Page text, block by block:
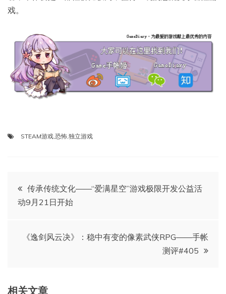
戏。
STEAM游戏 恐怖 独立游戏
文
章
传承传统文化——“爱满星空”游戏极限开发公益活
动9月21日开始
《逸剑风云决》：稳中有变的像素武侠RPG——手帐
测评#405
相关文章